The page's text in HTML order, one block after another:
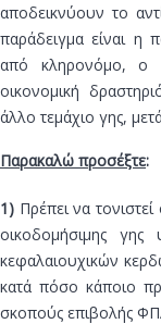
αποδεικνύουν το
παράδειγμα είναι η
από κληρονόμο, ο
οικονομική
άλλο τεμάχιο γης,
Παρακαλώ προσέξτε:
1) Πρέπει να
οικοδομήσιμης
κεφαλαιουχικών
κατά πόσο κάποιο
σκοπούς επιβολής